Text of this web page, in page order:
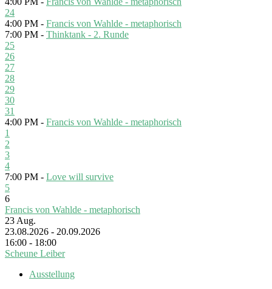
24
4:00 PM - Francis von Wahlde - metaphorisch
7:00 PM - Thinktank - 2. Runde
25
26
27
28
29
30
31
4:00 PM - Francis von Wahlde - metaphorisch
1
2
3
4
7:00 PM - Love will survive
5
6
Francis von Wahlde - metaphorisch
23 Aug.
23.08.2026 - 20.09.2026
16:00 - 18:00
Scheune Leiber
Ausstellung